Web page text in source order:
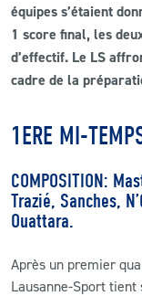
RESTAURATION
CONTACT
ACTUALITÉS
LS E-SHOP
L’APP DU LS
équipes s’étaient
1 score final, les
d’effectif. Le LS
cadre de la
1ERE MI-
COMPOSITION:
Trazié, Sanches,
Ouattara.
Après un premier
Lausanne-Sport